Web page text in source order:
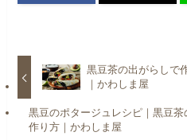
黒豆茶の出がらしで
｜かわしま屋
黒豆のポタージュレシピ｜黒豆
作り方｜かわしま屋